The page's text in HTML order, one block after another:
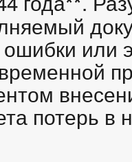
ошибки или
потерь